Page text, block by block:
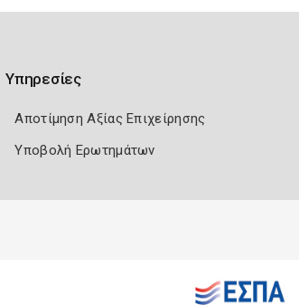
Υπηρεσίες
Αποτίμηση Αξίας Επιχείρησης
Υποβολή Ερωτημάτων